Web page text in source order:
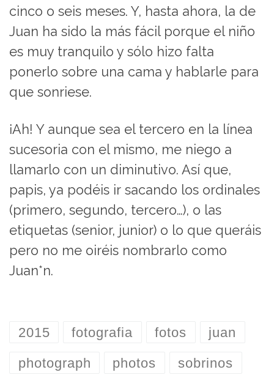
cinco o seis meses. Y, hasta ahora, la de
Juan ha sido la más fácil porque el niño
es muy tranquilo y sólo hizo falta
ponerlo sobre una cama y hablarle para
que sonriese.
¡Ah! Y aunque sea el tercero en la línea
sucesoria con el mismo, me niego a
llamarlo con un diminutivo. Así que,
papis, ya podéis ir sacando los ordinales
(primero, segundo, tercero…), o las
etiquetas (senior, junior) o lo que queráis
pero no me oiréis nombrarlo como
Juan*n.
2015 fotografia fotos juan
photograph photos sobrinos